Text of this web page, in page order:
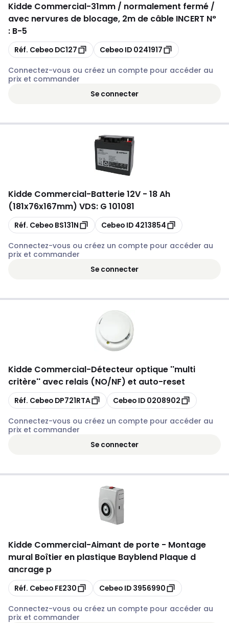
Kidde Commercial-31mm / normalement fermé /
avec nervures de blocage, 2m de câble INCERT N°
: B-5
Copier
Réf. Cebeo DC127 Copier
Cebeo ID 0241917
Connectez-vous ou créez un compte pour accéder au
prix et commander
Se connecter
Kidde Commercial-Batterie 12V - 18 Ah
(181x76x167mm) VDS: G 101081
Copier
Réf. Cebeo BS131N Copier
Cebeo ID 4213854
Connectez-vous ou créez un compte pour accéder au
prix et commander
Se connecter
Kidde Commercial-Détecteur optique ''multi
critère'' avec relais (NO/NF) et auto-reset
Copier
Réf. Cebeo DP721RTA Copier
Cebeo ID 0208902
Connectez-vous ou créez un compte pour accéder au
prix et commander
Se connecter
Kidde Commercial-Aimant de porte - Montage
mural Boîtier en plastique Bayblend Plaque d
ancrage p
Copier
Réf. Cebeo FE230 Copier
Cebeo ID 3956990
Connectez-vous ou créez un compte pour accéder au
prix et commander